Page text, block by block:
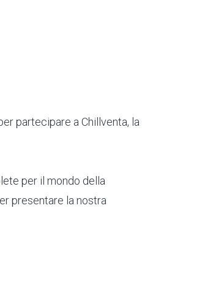
partecipare a Chillventa, la
per il mondo della
presentare la nostra